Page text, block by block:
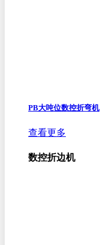
PB大吨位数控折弯机
查看更多
数控折边机